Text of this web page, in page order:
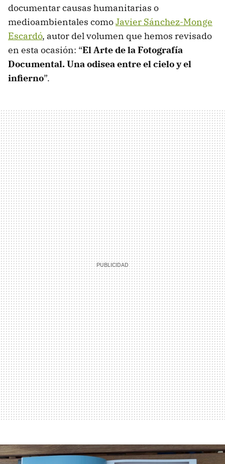
documentar causas humanitarias o
medioambientales comoJavier Sánchez-Monge
Escardó, autor del volumen que hemos revisado
en esta ocasión: “El Arte de la Fotografía
Documental. Una odisea entre el cielo y el
infierno”.